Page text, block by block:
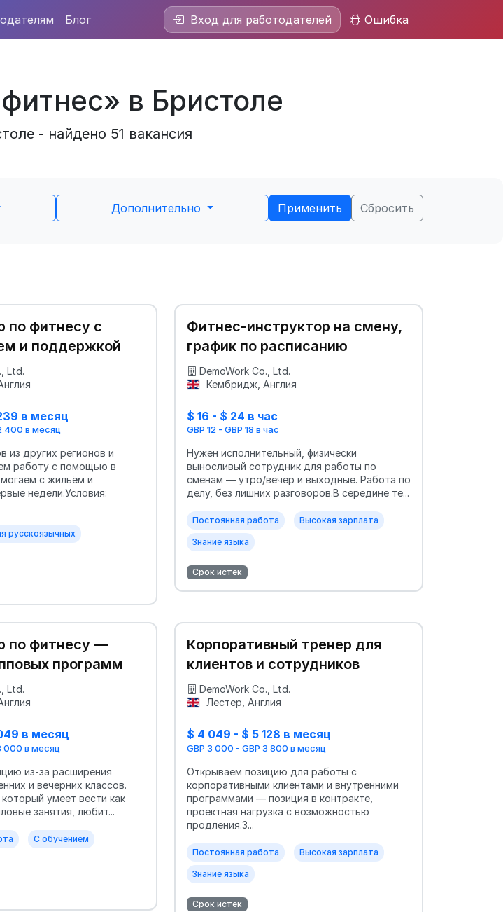
Блог Вход для работодателей Ошибка
в Бристоле
- найдено 51 вакансия
Дополнительно Применить Сбросить
по фитнесу с
и поддержкой
Ltd.
в месяц
400 в месяц
из других регионов и
работу с помощью в
с жильём и
недели.Условия:
русскоязычных
Фитнес-инструктор на смену,
график по расписанию
DemoWork Co., Ltd.
Кембридж, Англия
$ 16 - $ 24 в час
GBP 12 - GBP 18 в час
Нужен исполнительный, физически
выносливый сотрудник для работы по
сменам — утро/вечер и выходные. Работа по
делу, без лишних разговоров.В середине те...
Постоянная работа Высокая зарплата
Знание языка
Срок истёк
по фитнесу —
программ
Ltd.
в месяц
000 в месяц
из-за расширения
и вечерних классов.
умеет вести как
занятия, любит...
С обучением
Корпоративный тренер для
клиентов и сотрудников
DemoWork Co., Ltd.
Лестер, Англия
$ 4 049 - $ 5 128 в месяц
GBP 3 000 - GBP 3 800 в месяц
Открываем позицию для работы с
корпоративными клиентами и внутренними
программами — позиция в контракте,
проектная нагрузка с возможностью
продления.З...
Постоянная работа Высокая зарплата
Знание языка
Срок истёк